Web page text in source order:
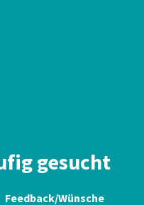
gesucht
Feedback/Wünsche